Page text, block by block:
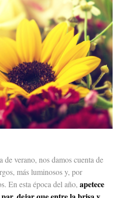
verano, nos damos cuenta de
más luminosos y, por
En esta época del año, apetece